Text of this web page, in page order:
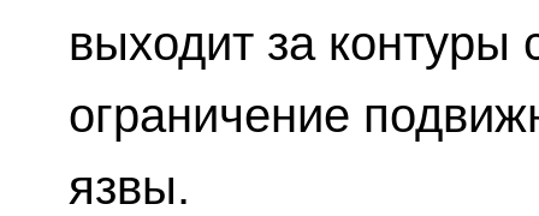
выходит за контуры
ограничение
язвы.